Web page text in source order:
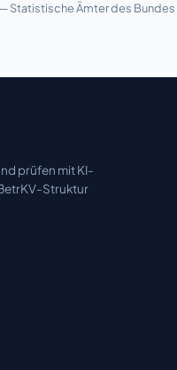
Statistische Ämter des Bundes
prüfen mit KI-
Struktur